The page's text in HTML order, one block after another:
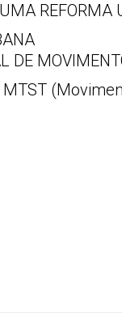
REFORMA
DE